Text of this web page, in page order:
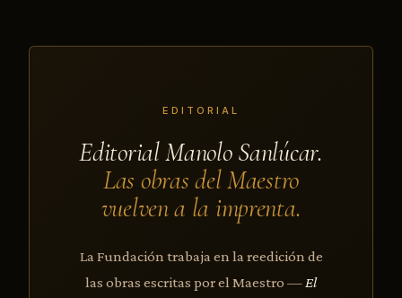
EDITORIAL
Editorial Manolo Sanlúcar.
Las obras del Maestro
vuelven a la imprenta.
La Fundación trabaja en la reedición de
las obras escritas por el Maestro —El